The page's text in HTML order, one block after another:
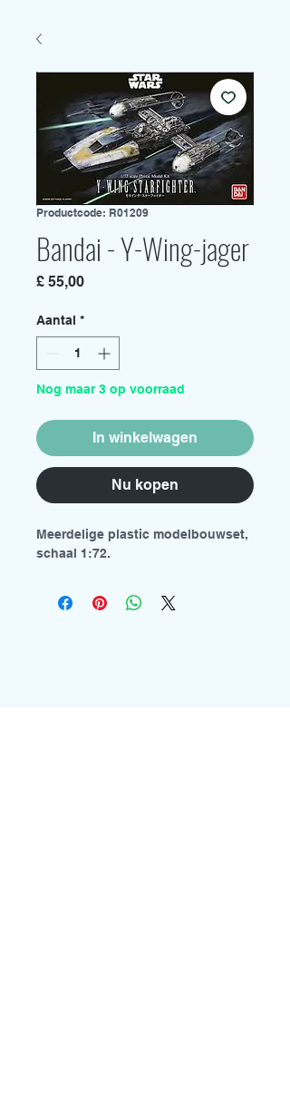
Productcode: R01209
Bandai - Y-Wing-jager
£ 55,00Prijs
Aantal *
Nog maar 3 op voorraad
In winkelwagen
Nu kopen
Meerdelige plastic modelbouwset,
schaal 1:72.